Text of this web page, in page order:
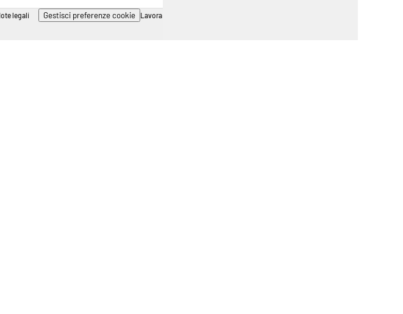
legali Gestisci preferenze cookie Lavora con noi